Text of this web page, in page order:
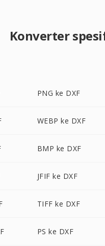
Konverter
PNG ke DXF
WEBP ke DXF
BMP ke DXF
JFIF ke DXF
TIFF ke DXF
PS ke DXF